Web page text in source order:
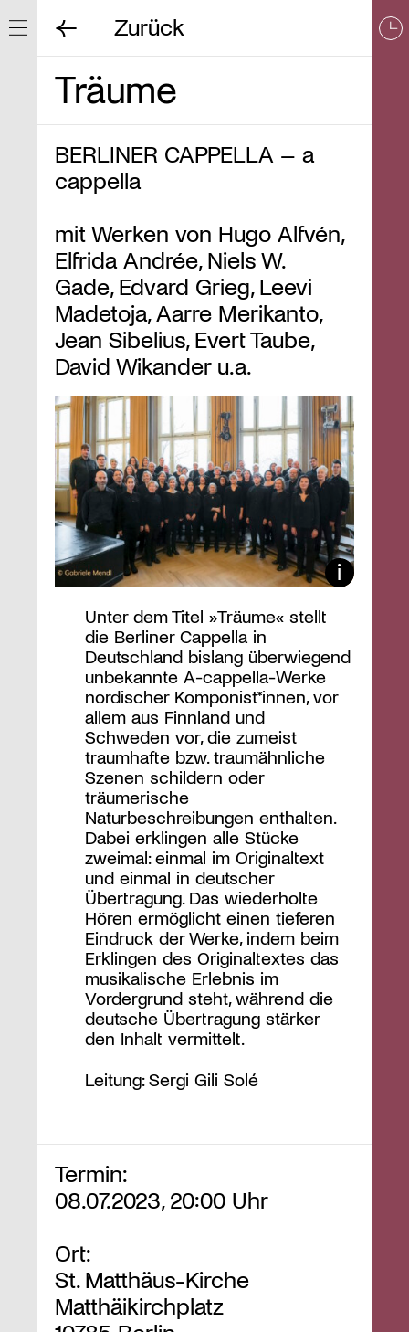
Navigation ein/ausblenden
Zurück
Träume
BERLINER CAPPELLA – a
cappella
mit Werken von Hugo Alfvén,
Elfrida Andrée, Niels W.
Gade, Edvard Grieg, Leevi
Madetoja, Aarre Merikanto,
Jean Sibelius, Evert Taube,
David Wikander u.a.
Unter dem Titel »Träume« stellt
die Berliner Cappella in
Deutschland bislang überwiegend
unbekannte A-cappella-Werke
nordischer Komponist*innen, vor
allem aus Finnland und
Schweden vor, die zumeist
traumhafte bzw. traumähnliche
Szenen schildern oder
träumerische
Naturbeschreibungen enthalten.
Dabei erklingen alle Stücke
zweimal: einmal im Originaltext
und einmal in deutscher
Übertragung. Das wiederholte
Hören ermöglicht einen tieferen
Eindruck der Werke, indem beim
Erklingen des Originaltextes das
musikalische Erlebnis im
Vordergrund steht, während die
deutsche Übertragung stärker
den Inhalt vermittelt.
Leitung: Sergi Gili Solé
Termin:
08.07.2023, 20:00 Uhr
Ort:
St. Matthäus-Kirche
Matthäikirchplatz